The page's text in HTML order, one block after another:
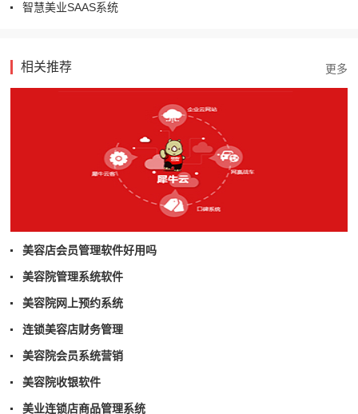
智慧美业SAAS系统
相关推荐
美容店会员管理软件好用吗
美容院管理系统软件
美容院网上预约系统
连锁美容店财务管理
美容院会员系统营销
美容院收银软件
美业连锁店商品管理系统